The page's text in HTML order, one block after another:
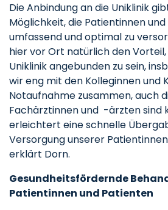
Die Anbindung an die Uniklinik
Möglichkeit, die Patientinnen
umfassend und optimal zu
hier vor Ort natürlich den
Uniklinik angebunden zu sein,
wir eng mit den Kolleginnen und
Notaufnahme zusammen, auch
Fachärztinnen und -ärzten sind
erleichtert eine schnelle
Versorgung unserer
erklärt Dorn.
Gesundheitsfördernde
Patientinnen und Patienten